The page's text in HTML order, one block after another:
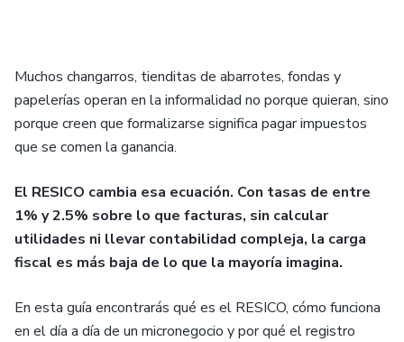
Muchos changarros, tienditas de abarrotes, fondas y
papelerías operan en la informalidad no porque quieran, sino
porque creen que formalizarse significa pagar impuestos
que se comen la ganancia.
El RESICO cambia esa ecuación. Con tasas de entre
1% y 2.5% sobre lo que facturas, sin calcular
utilidades ni llevar contabilidad compleja, la carga
fiscal es más baja de lo que la mayoría imagina.
En esta guía encontrarás qué es el RESICO, cómo funciona
en el día a día de un micronegocio y por qué el registro